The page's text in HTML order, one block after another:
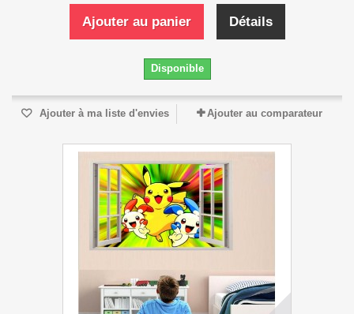
Ajouter au panier Détails
Disponible
Ajouter à ma liste d'envies Ajouter au comparateur